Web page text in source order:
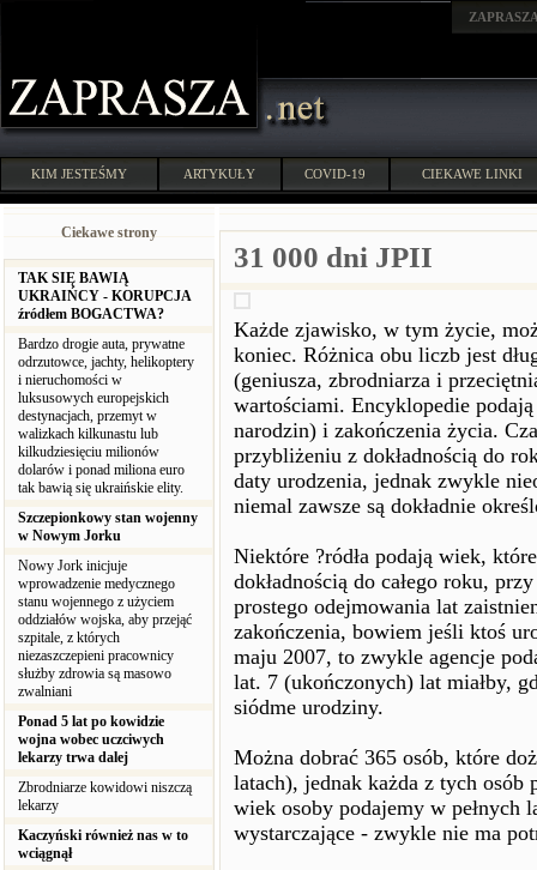
KIM JESTEŚMY ARTYKUŁY COVID-19 CIEKAWE LINKI
Ciekawe strony
TAK SIĘ BAWIĄ
UKRAIŃCY - KORUPCJA
źródłem BOGACTWA?
Bardzo drogie auta, prywatne
odrzutowce, jachty, helikoptery
i nieruchomości w
luksusowych europejskich
destynacjach, przemyt w
walizkach kilkunastu lub
kilkudziesięciu milionów
dolarów i ponad miliona euro
tak bawią się ukraińskie elity.
Szczepionkowy stan wojenny
w Nowym Jorku
Nowy Jork inicjuje
wprowadzenie medycznego
stanu wojennego z użyciem
oddziałów wojska, aby przejąć
szpitale, z których
niezaszczepieni pracownicy
służby zdrowia są masowo
zwalniani
Ponad 5 lat po kowidzie
wojna wobec uczciwych
lekarzy trwa dalej
Zbrodniarze kowidowi niszczą
lekarzy
Kaczyński również nas w to
wciągnął
31 000 dni JPII
Każde zjawisko, w tym życie,
koniec. Różnica obu liczb jest
(geniusza, zbrodniarza i
wartościami. Encyklopedie
narodzin) i zakończenia życia.
przybliżeniu z dokładnością do
daty urodzenia, jednak zwykle
niemal zawsze są dokładnie
Niektóre ?ródła podają wiek,
dokładnością do całego roku,
prostego odejmowania lat
zakończenia, bowiem jeśli ktoś
maju 2007, to zwykle agencje
lat. 7 (ukończonych) lat miałby,
siódme urodziny.
Można dobrać 365 osób, które
latach), jednak każda z tych osób
wiek osoby podajemy w pełnych
wystarczające - zwykle nie ma